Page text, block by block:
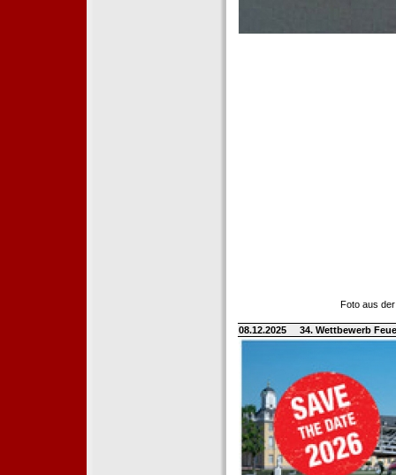
Foto aus
08.12.2025 34. Wettbewerb